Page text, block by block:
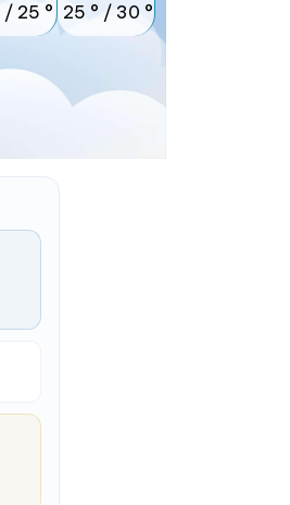
/ 25 ° 25 ° / 30 °